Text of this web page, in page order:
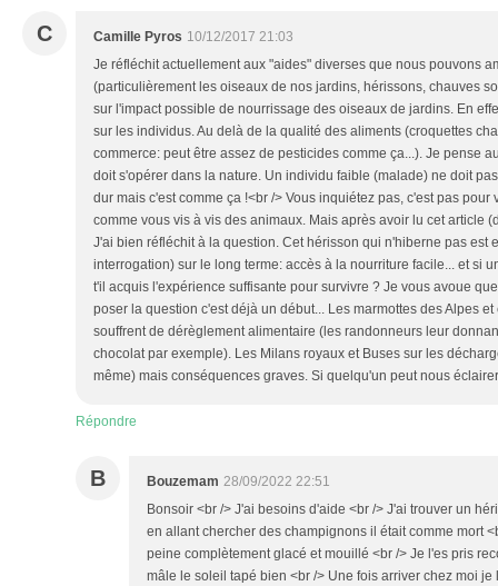
C Camille Pyros 10/12/2017 21:03
Je réfléchit actuellement aux "aides" diverses que nous pouvons
(particulièrement les oiseaux de nos jardins, hérissons, chauves
sur l'impact possible de nourrissage des oiseaux de jardins. En
sur les individus. Au delà de la qualité des aliments (croquettes
commerce: peut être assez de pesticides comme ça...). Je pense
doit s'opérer dans la nature. Un individu faible (malade) ne doit
dur mais c'est comme ça !<br /> Vous inquiétez pas, c'est pas
comme vous vis à vis des animaux. Mais après avoir lu cet article
J'ai bien réfléchit à la question. Cet hérisson qui n'hiberne pas est
interrogation) sur le long terme: accès à la nourriture facile... et si
t'il acquis l'expérience suffisante pour survivre ? Je vous avoue
poser la question c'est déjà un début... Les marmottes des Alpes
souffrent de dérèglement alimentaire (les randonneurs leur
chocolat par exemple). Les Milans royaux et Buses sur les
même) mais conséquences graves. Si quelqu'un peut nous
Répondre
B Bouzemam 28/09/2022 22:51
Bonsoir <br /> J'ai besoins d'aide <br /> J'ai trouver un
en allant chercher des champignons il était comme mort
peine complètement glacé et mouillé <br /> Je l'es pris
mâle le soleil tapé bien <br /> Une fois arriver chez moi